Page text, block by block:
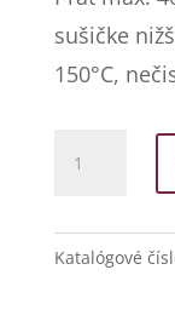
sušičke
150°C,
Uteráky
balenie
Katalógové